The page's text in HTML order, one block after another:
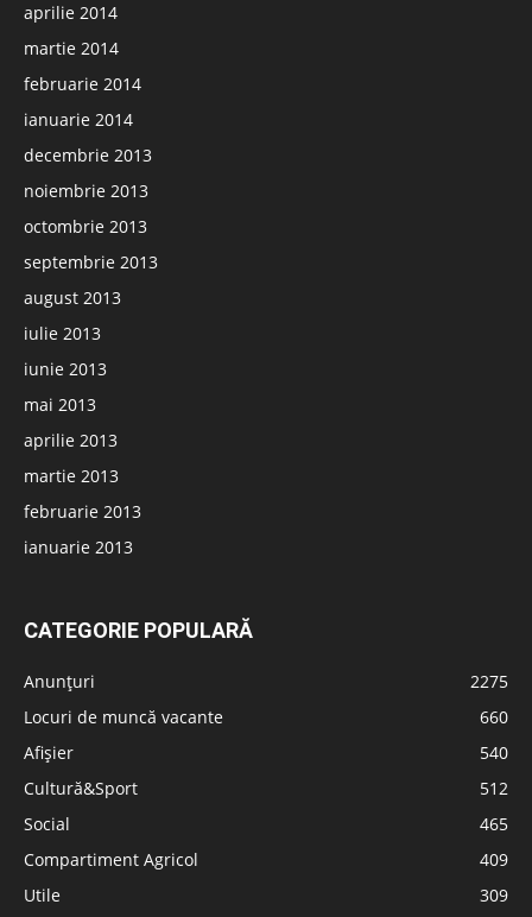
aprilie 2014
martie 2014
februarie 2014
ianuarie 2014
decembrie 2013
noiembrie 2013
octombrie 2013
septembrie 2013
august 2013
iulie 2013
iunie 2013
mai 2013
aprilie 2013
martie 2013
februarie 2013
ianuarie 2013
CATEGORIE POPULARĂ
Anunțuri
2275
Locuri de muncă vacante
660
Afișier
540
Cultură&Sport
512
Social
465
Compartiment Agricol
409
Utile
309